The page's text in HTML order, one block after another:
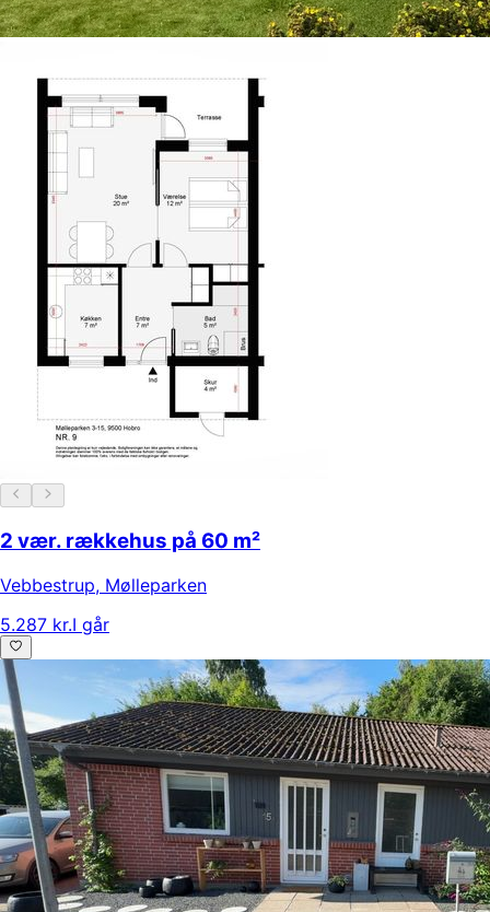
2 vær. rækkehus på 60 m²
Vebbestrup, Mølleparken
5.287 kr.I går